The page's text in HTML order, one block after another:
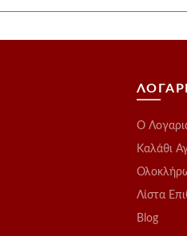
O
Καλάθι
Λίστα
Blog